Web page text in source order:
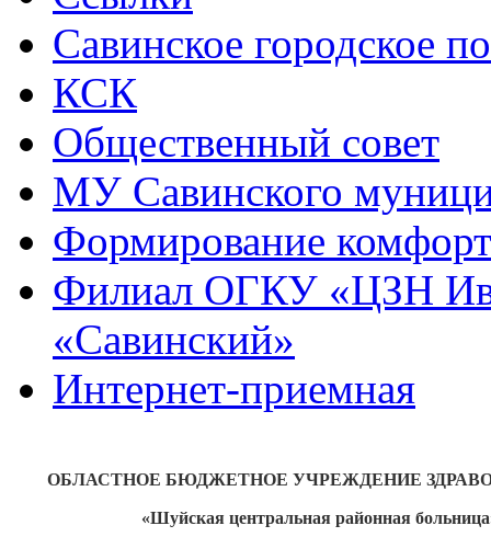
Савинское городское
КСК
Общественный совет
МУ Савинского
Формирование
Филиал ОГКУ «ЦЗН
«Савинский»
Интернет-приемная
ОБЛАСТНОЕ БЮДЖЕТНОЕ УЧРЕЖДЕНИЕ
«Шуйская центральная районная